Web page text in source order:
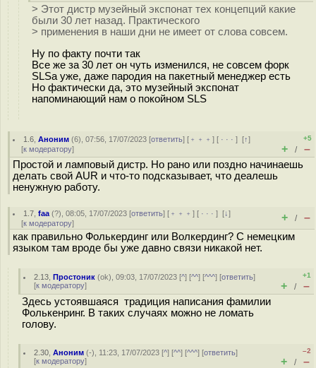
> Этот дистр музейный экспонат тех концепций какие
были 30 лет назад. Практического
> применения в наши дни не имеет от слова совсем.
Ну по факту почти так
Все же за 30 лет он чуть изменился, не совсем форк
SLSа уже, даже пародия на пакетный менеджер есть
Но фактически да, это музейный экспонат
напоминающий нам о покойном SLS
1.6 ,Аноним (6), 07:56, 17/07/2023 [ответить] [ ﹢﹢﹢] [ · · ·][↑]
[к модератору]
+5
+ / –
Простой и ламповый дистр. Но рано или поздно начинаешь
делать свой AUR и что-то подсказывает, что деалешь
ненужную работу.
1.7 ,faa (?), 08:05, 17/07/2023 [ответить] [ ﹢﹢﹢] [ · · ·][↓]
[к модератору] + / –
как правильно Фолькердинг или Волкердинг? С немецким
языком там вроде бы уже давно связи никакой нет.
2.13 ,Простоник (ok), 09:03, 17/07/2023 [^] [^^] [^^^] [ответить]
[к модератору]
+1
+ / –
Здесь устоявшаяся традиция написания фамилии
Фолькенринг. В таких случаях можно не ломать
голову.
2.30 ,Аноним (-), 11:23, 17/07/2023 [^] [^^] [^^^] [ответить]
[к модератору]
–2
+ / –